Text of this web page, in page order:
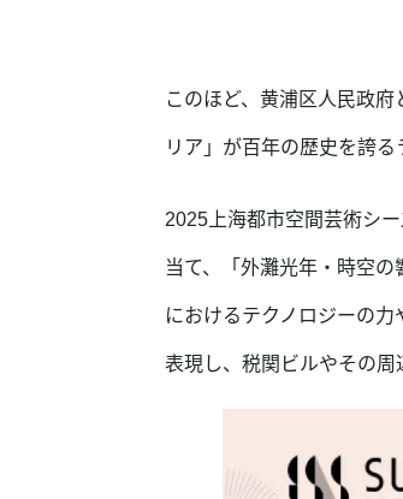
このほど、黄浦区人民政
リア」が百年の歴史を誇
2025上海都市空間芸術シ
当て、「外灘光年・時空
におけるテクノロジーの
表現し、税関ビルやその周